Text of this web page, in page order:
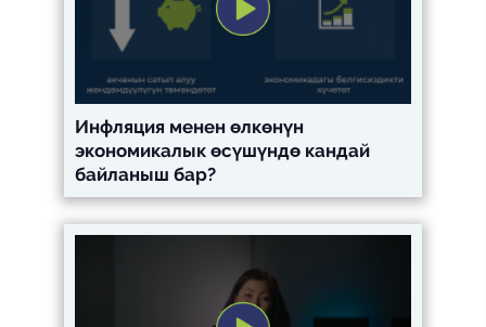
Инфляция менен өлкөнүн
экономикалык өсүшүндө кандай
байланыш бар?